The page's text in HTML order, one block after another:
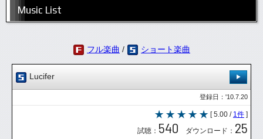
Music List
フル楽曲 / ショート楽曲
Lucifer
登録日：'10.7.20
[ 5.00 / 1件 ]
試聴： 540 ダウンロード： 25